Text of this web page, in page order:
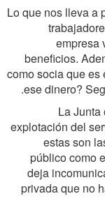
Lo que nos lleva a
empresa
beneficios.
como socia que es
ese dinero?
La
explotación del
estas son
público como
deja
privada que no